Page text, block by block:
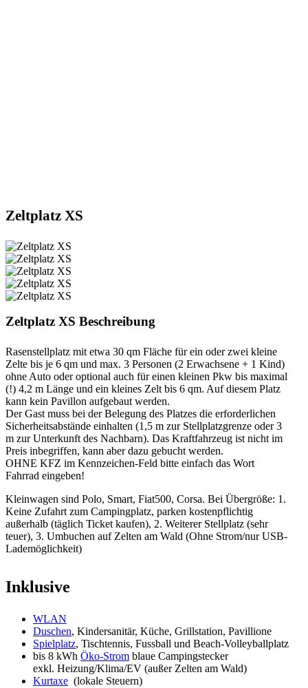
Zeltplatz XS
Zeltplatz XS Beschreibung
Rasenstellplatz mit etwa 30 qm Fläche für ein oder zwei kleine
Zelte bis je 6 qm und max. 3 Personen (2 Erwachsene + 1 Kind)
ohne Auto oder optional auch für einen kleinen Pkw bis maximal
(!) 4,2 m Länge und ein kleines Zelt bis 6 qm. Auf diesem Platz
kann kein Pavillon aufgebaut werden.
Der Gast muss bei der Belegung des Platzes die erforderlichen
Sicherheitsabstände einhalten (1,5 m zur Stellplatzgrenze oder 3
m zur Unterkunft des Nachbarn). Das Kraftfahrzeug ist nicht im
Preis inbegriffen, kann aber dazu gebucht werden.
OHNE KFZ im Kennzeichen-Feld bitte einfach das Wort
Fahrrad eingeben!
Kleinwagen sind Polo, Smart, Fiat500, Corsa. Bei Übergröße: 1.
Keine Zufahrt zum Campingplatz, parken kostenpflichtig
außerhalb (täglich Ticket kaufen), 2. Weiterer Stellplatz (sehr
teuer), 3. Umbuchen auf Zelten am Wald (Ohne Strom/nur USB-
Lademöglichkeit)
Inklusive
WLAN
Duschen, Kindersanitär, Küche, Grillstation, Pavillione
Spielplatz, Tischtennis, Fussball und Beach-Volleyballplatz
bis 8 kWh Öko-Strom blaue Campingstecker
exkl. Heizung/Klima/EV (außer Zelten am Wald)
Kurtaxe (lokale Steuern)